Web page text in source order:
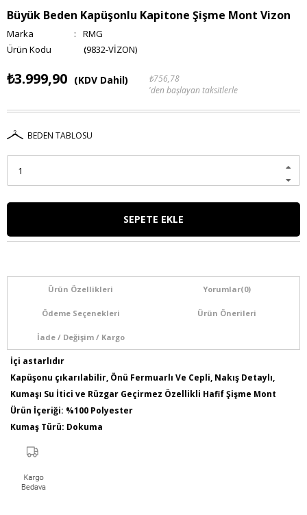
Büyük Beden Kapüşonlu Kapitone Şişme Mont Vizon
Marka :
RMG
(9832-VİZON)
₺3.999,90 (KDV Dahil)
₺756,78
'den başlayan taksitlerle
BEDEN TABLOSU
Ürün Özellikleri Yorumlar(0)
Ödeme Seçenekleri Ürün Önerileri
İade / Değişim / Kargo
İçi astarlıdır
Kapüşonu çıkarılabilir, Önü Fermuarlı Ve Cepli, Nakış Detaylı,
Kumaşı Su İtici ve Rüzgar Geçirmez Özellikli Hafif Şişme Mont
Ürün İçeriği: %100 Polyester
Kumaş Türü: Dokuma
Numune Bedeni : 44
Ürün Boyu: 80 cm